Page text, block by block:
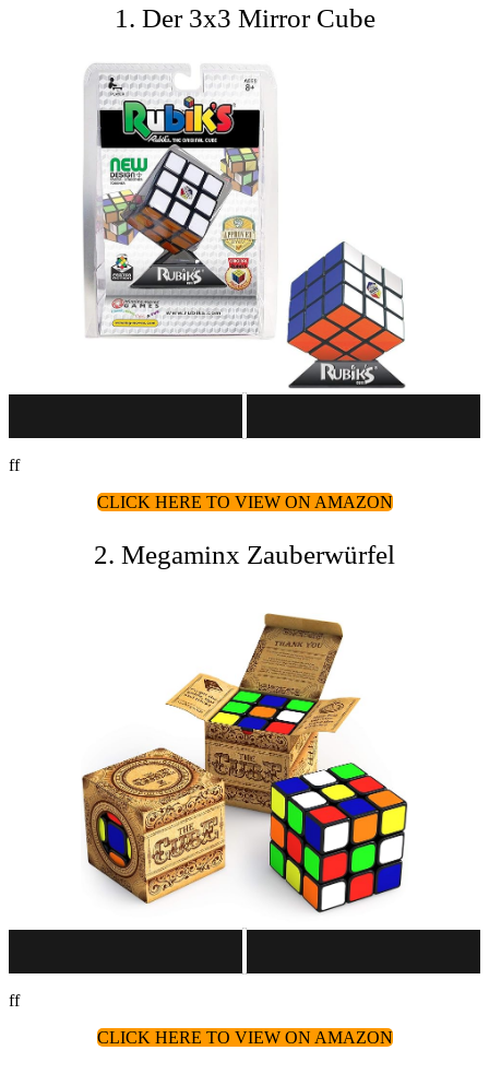
1. Der 3x3 Mirror Cube
ff
CLICK HERE TO VIEW ON AMAZON
2. Megaminx Zauberwürfel
ff
CLICK HERE TO VIEW ON AMAZON